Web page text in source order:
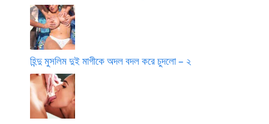
হিন্দু মুসলিম দুই মাগীকে অদল বদল করে চুদলো – ২